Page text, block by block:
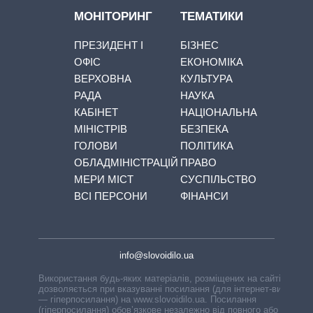
МОНІТОРИНГ
ПРЕЗИДЕНТ І
ОФІС
ВЕРХОВНА
РАДА
КАБІНЕТ
МІНІСТРІВ
ГОЛОВИ
ОБЛАДМІНІСТРАЦІЙ
МЕРИ МІСТ
ВСІ ПЕРСОНИ
ТЕМАТИКИ
БІЗНЕС
ЕКОНОМІКА
КУЛЬТУРА
НАУКА
НАЦІОНАЛЬНА
БЕЗПЕКА
ПОЛІТИКА
ПРАВО
СУСПІЛЬСТВО
ФІНАНСИ
info@slovoidilo.ua
Використання будь-яких матеріалів, розміщених на сайті,
дозволяється при вказуванні посилання (для інтернет-видань
— гіперпосилання) на www.slovoidilo.ua. Посилання
(гіперпосилання) обов’язкове незалежно від повного або